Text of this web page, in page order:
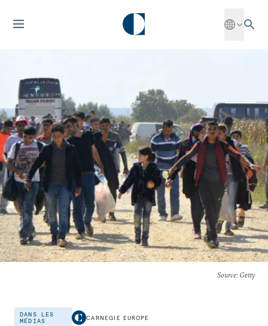
Source: Getty
DANS LES
MÉDIAS
CARNEGIE EUROPE